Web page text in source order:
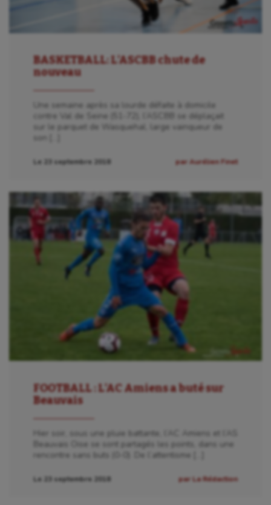
Tir à l'arc
Triathlon
UNSS
Water-polo
BASKETBALL: L’ASCBB chute de
nouveau
Une semaine après sa lourde défaite à domicile
contre Val de Seine (51-72), l’ASCBB se déplaçait
sur le parquet de Wasquehal, large vainqueur de
Le 23 septembre 2018 par Aurélien Finet
FOOTBALL : L’AC Amiens a buté sur
Beauvais
Hier soir, sous une pluie battante, l’AC Amiens et l’AS
Beauvais Oise se sont partagés les points, dans une
rencontre sans buts (0-0). De l’attentisme […]
Le 23 septembre 2018 par La Rédaction